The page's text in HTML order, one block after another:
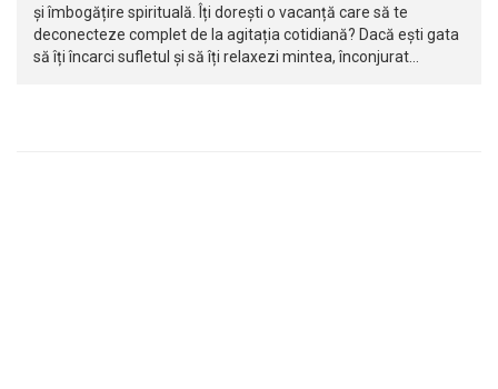
și îmbogățire spirituală. Îți dorești o vacanță care să te
deconecteze complet de la agitația cotidiană? Dacă ești gata
să îți încarci sufletul și să îți relaxezi mintea, înconjurat…